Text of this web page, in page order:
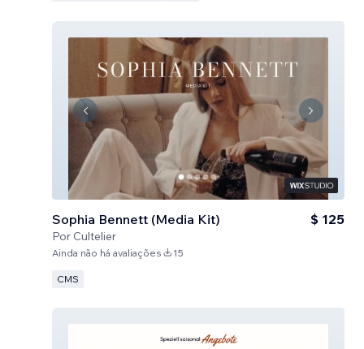
Sophia Bennett (Media Kit)
Por Cultelier
$ 125
Ainda não há avaliações 15
CMS